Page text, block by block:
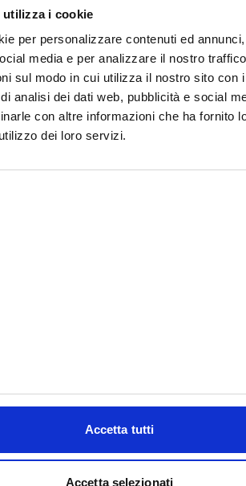
i cookie
per personalizzare contenuti ed
media e per analizzare il nostro
sul modo in cui utilizza il nostro sito con
analisi dei dati web, pubblicità e social
con altre informazioni che ha fornito
dei loro servizi.
Accetta tutti
Accetta selezionati
e Solidarietà
digitalizzazione, ICT